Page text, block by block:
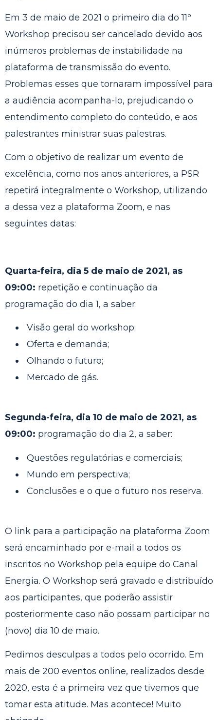
Em 3 de maio de 2021 o primeiro dia do 11º
Workshop precisou ser cancelado devido aos
inúmeros problemas de instabilidade na
plataforma de transmissão do evento.
Problemas esses que tornaram impossível para
a audiência acompanha-lo, prejudicando o
entendimento completo do conteúdo, e aos
palestrantes ministrar suas palestras.
Com o objetivo de realizar um evento de
excelência, como nos anos anteriores, a PSR
repetirá integralmente o Workshop, utilizando
a dessa vez a plataforma Zoom, e nas
seguintes datas:
Quarta-feira, dia 5 de maio de 2021, as
09:00: repetição e continuação da
programação do dia 1, a saber:
Visão geral do workshop;
Oferta e demanda;
Olhando o futuro;
Mercado de gás.
Segunda-feira, dia 10 de maio de 2021, as
09:00: programação do dia 2, a saber:
Questões regulatórias e comerciais;
Mundo em perspectiva;
Conclusões e o que o futuro nos reserva.
O link para a participação na plataforma Zoom
será encaminhado por e-mail a todos os
inscritos no Workshop pela equipe do Canal
Energia. O Workshop será gravado e distribuído
aos participantes, que poderão assistir
posteriormente caso não possam participar no
(novo) dia 10 de maio.
Pedimos desculpas a todos pelo ocorrido. Em
mais de 200 eventos online, realizados desde
2020, esta é a primeira vez que tivemos que
tomar esta atitude. Mas acontece! Muito